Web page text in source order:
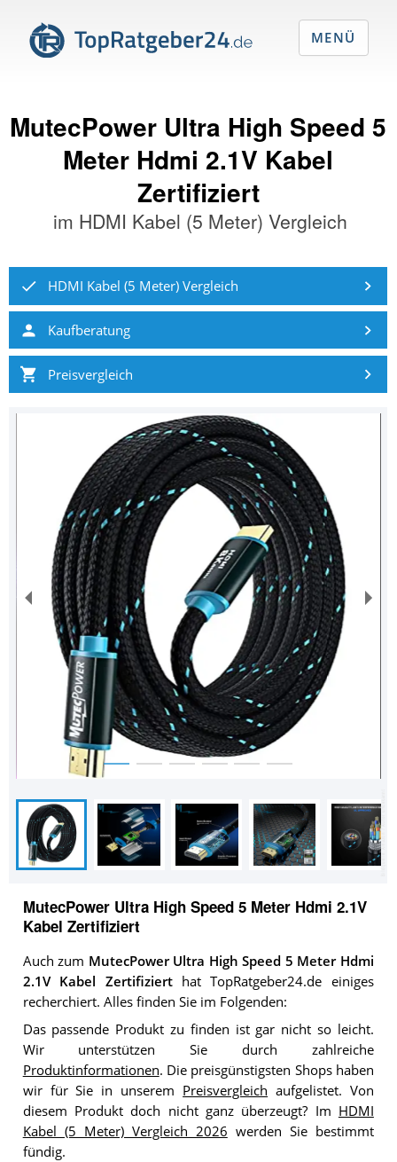
MutecPower Ultra High Speed 5
Meter Hdmi 2.1V Kabel
Zertifiziert
im HDMI Kabel (5 Meter) Vergleich
HDMI Kabel (5 Meter) Vergleich
Kaufberatung
Preisvergleich
MutecPower Ultra High Speed 5 Meter Hdmi 2.1V
Kabel Zertifiziert
Auch zum MutecPower Ultra High Speed 5 Meter Hdmi
2.1V Kabel Zertifizierthat TopRatgeber24.de einiges
recherchiert. Alles finden Sie im Folgenden:
Das passende Produkt zu finden ist gar nicht so leicht.
Wir unterstützen Sie durch zahlreiche
Produktinformationen. Die preisgünstigsten Shops haben
wir für Sie in unserem Preisvergleich aufgelistet. Von
diesem Produkt doch nicht ganz überzeugt? Im HDMI
Kabel (5 Meter) Vergleich 2026 werden Sie bestimmt
fündig.
MENÜ